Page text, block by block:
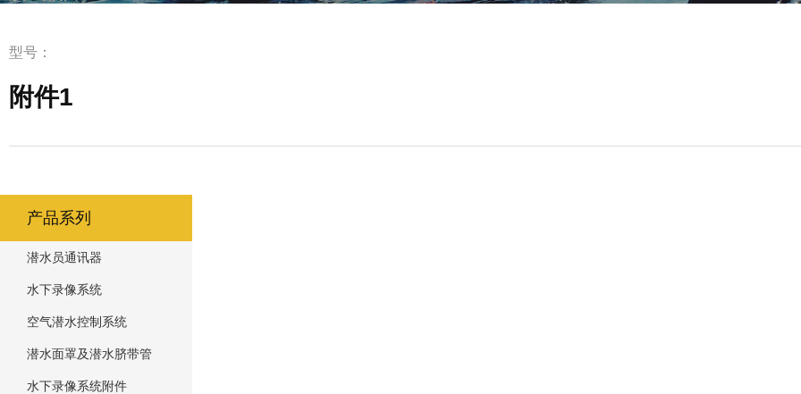
型号：
附件1
产品系列
潜水员通讯器
水下录像系统
空气潜水控制系统
潜水面罩及潜水脐带管
水下录像系统附件